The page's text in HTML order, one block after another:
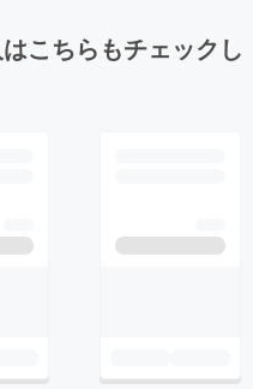
こちらもチェックし